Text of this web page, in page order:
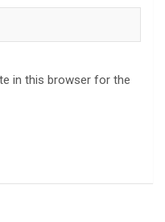
in this browser for the